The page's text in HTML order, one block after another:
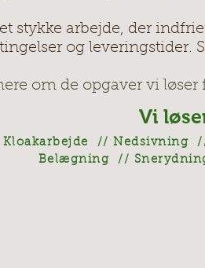
stykke arbejde, der
og
om de opgaver vi
Vi
Kloakarbejde // Nedsivning
Belægning //